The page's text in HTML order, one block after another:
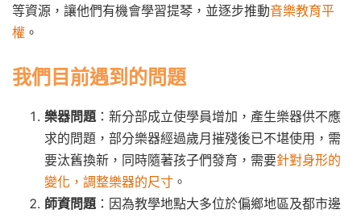
等資源，讓他們有機會學習提琴，並逐步推動音樂教育平
權 。
我們目前遇到的問題
樂器問題：新分部成立使學員增加，產生樂器供不應
求的問題，部分樂器經過歲月摧殘後已不堪使用，需
要汰舊換新，同時隨著孩子們發育，需要針對身形的
變化，調整樂器的尺寸 。
師資問題：因為教學地點大多位於偏鄉地區及都市邊